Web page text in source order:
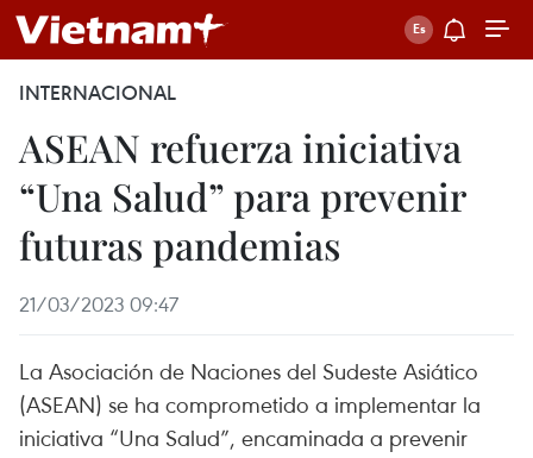
INTERNACIONAL
ASEAN refuerza iniciativa
“Una Salud” para prevenir
futuras pandemias
21/03/2023 09:47
La Asociación de Naciones del Sudeste Asiático
(ASEAN) se ha comprometido a implementar la
iniciativa “Una Salud”, encaminada a prevenir